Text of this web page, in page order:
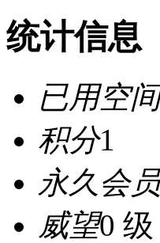
统计信息
已用空间
积分1
永久会
威望0 级